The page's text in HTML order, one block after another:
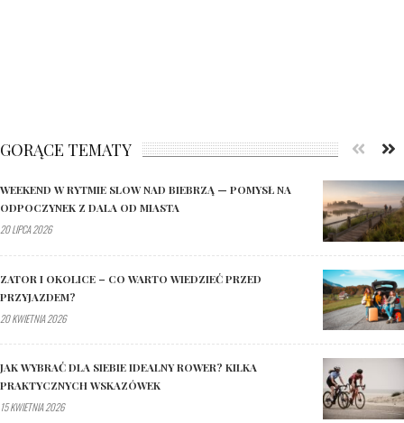
GORĄCE TEMATY
WEEKEND W RYTMIE SLOW NAD BIEBRZĄ — POMYSŁ NA
ODPOCZYNEK Z DALA OD MIASTA
20 LIPCA 2026
ZATOR I OKOLICE – CO WARTO WIEDZIEĆ PRZED
PRZYJAZDEM?
20 KWIETNIA 2026
JAK WYBRAĆ DLA SIEBIE IDEALNY ROWER? KILKA
PRAKTYCZNYCH WSKAZÓWEK
15 KWIETNIA 2026